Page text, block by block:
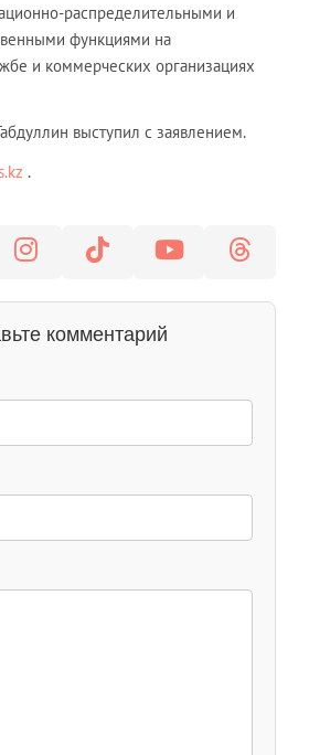
распределительными и
функциями на
и коммерческих организациях
выступил с заявлением.
.
комментарий